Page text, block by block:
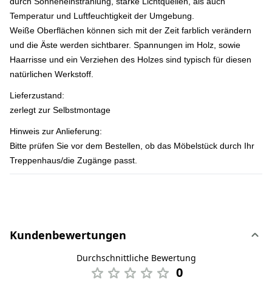
Temperatur und Luftfeuchtigkeit der Umgebung.
Weiße Oberflächen können sich mit der Zeit farblich verändern
und die Äste werden sichtbarer. Spannungen im Holz, sowie
Haarrisse und ein Verziehen des Holzes sind typisch für diesen
natürlichen Werkstoff.
Lieferzustand:
zerlegt zur Selbstmontage
Hinweis zur Anlieferung:
Bitte prüfen Sie vor dem Bestellen, ob das Möbelstück durch Ihr
Treppenhaus/die Zugänge passt.
Kundenbewertungen
Durchschnittliche Bewertung
0